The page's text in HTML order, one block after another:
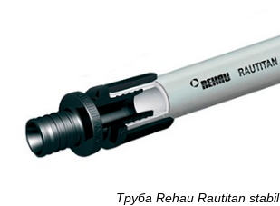
Труба Rehau Rautitan stabil